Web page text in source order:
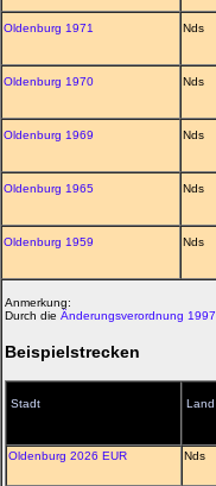
Oldenburg 1971 Nds
Oldenburg 1970 Nds
Oldenburg 1969 Nds
Oldenburg 1965 Nds
Oldenburg 1959 Nds
Anmerkung:
Durch die Änderungsverordnung 1997
Beispielstrecken
Stadt Land
Oldenburg 2026 EUR Nds